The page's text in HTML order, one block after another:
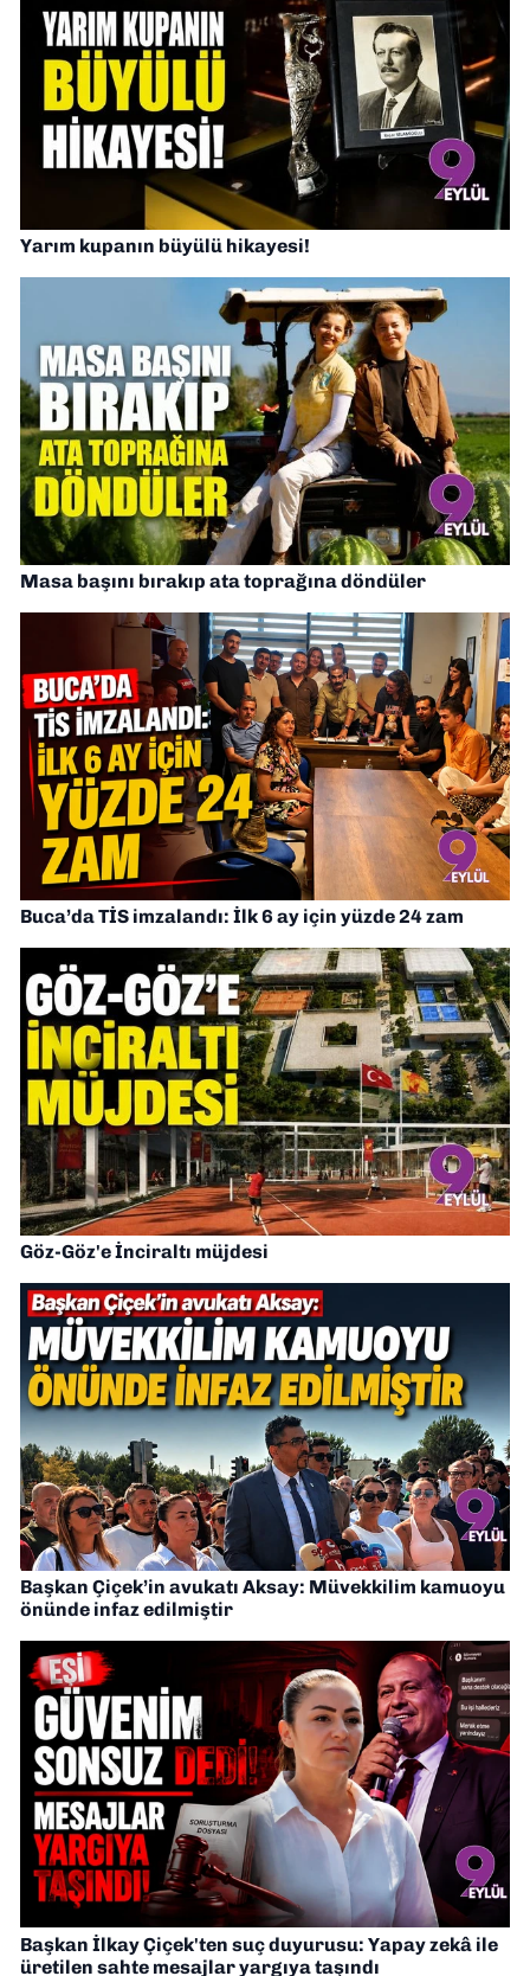
Yarım kupanın büyülü hikayesi!
Masa başını bırakıp ata toprağına döndüler
Buca’da TİS imzalandı: İlk 6 ay için yüzde 24 zam
Göz-Göz'e İnciraltı müjdesi
Başkan Çiçek’in avukatı Aksay: Müvekkilim kamuoyu
önünde infaz edilmiştir
Başkan İlkay Çiçek'ten suç duyurusu: Yapay zekâ ile
üretilen sahte mesajlar yargıya taşındı